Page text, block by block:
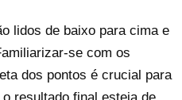
lidos de baixo para cima e
se com os
dos pontos é crucial para